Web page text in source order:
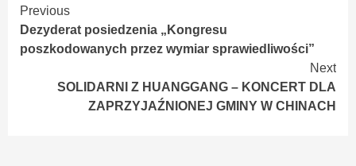
Continue
Reading
Previous
Dezyderat posiedzenia „Kongresu
poszkodowanych przez wymiar sprawiedliwości”
Next
SOLIDARNI Z HUANGGANG – KONCERT DLA
ZAPRZYJAŹNIONEJ GMINY W CHINACH